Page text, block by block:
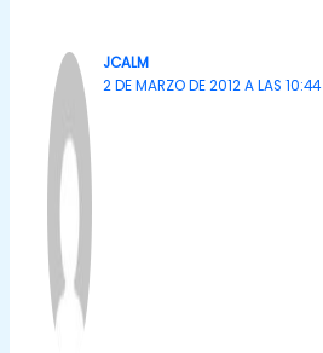
JCALM
2 DE MARZO DE 2012 A LAS 10:44